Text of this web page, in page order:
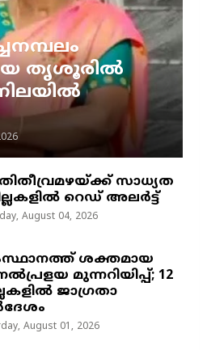
തൃശൂരിൽ
സാധ്യത
റെഡ് അലർട്ട്
August 04, 2026
ശക്തമായ
മുന്നറിയിപ്പ്; 12
ജാഗ്രതാ
August 01, 2026